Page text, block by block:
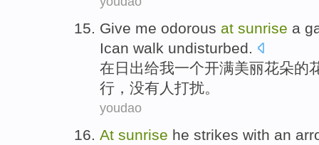
Give me odorous at sunrise a
Ican walk undisturbed.
在 日出给我一个开满美丽花朵的
行 ， 没有人打扰。
youdao
At sunrise he strikes with an